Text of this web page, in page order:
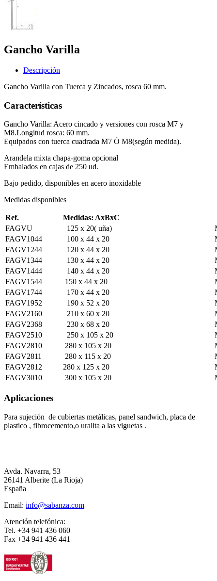
Gancho Varilla
Descripción
Gancho Varilla con Tuerca y Zincados, rosca 60 mm.
Características
Gancho Varilla: Acero cincado y versiones con rosca M7 y
M8.Longitud rosca: 60 mm.
Equipados con tuerca cuadrada M7 Ó M8(según medida).
Arandela mixta chapa-goma opcional
Embalados en cajas de 250 ud.
Bajo pedido, disponibles en acero inoxidable
Medidas disponibles
Ref. Medidas: AxBxC
FAGVU
125 x 20( uña)
FAGV1044
100 x 44 x 20
FAGV1244
120 x 44 x 20
FAGV1344
130 x 44 x 20
FAGV1444
140 x 44 x 20
FAGV1544
150 x 44 x 20
FAGV1744
170 x 44 x 20
FAGV1952
190 x 52 x 20
FAGV2160
210 x 60 x 20
FAGV2368
230 x 68 x 20
FAGV2510
250 x 105 x 20
FAGV2810
280 x 105 x 20
FAGV2811
280 x 115 x 20
FAGV2812
280 x 125 x 20
FAGV3010
300 x 105 x 20
Aplicaciones
Para sujeción de cubiertas metálicas, panel sandwich, placa de
plastico , fibrocemento,o uralita a las viguetas .
Avda. Navarra, 53
26141 Alberite (La Rioja)
España
Email: info@sabanza.com
Atención telefónica:
Tel. +34 941 436 060
Fax +34 941 436 441